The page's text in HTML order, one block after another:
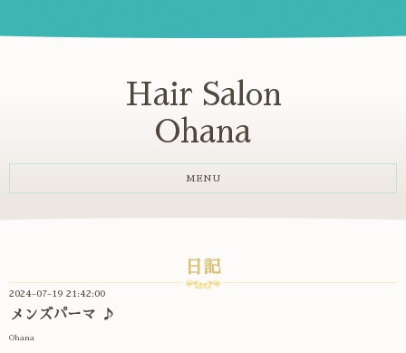
Hair Salon
Ohana
MENU
日記
2024-07-19 21:42:00
メンズパーマ ♪
Ohana